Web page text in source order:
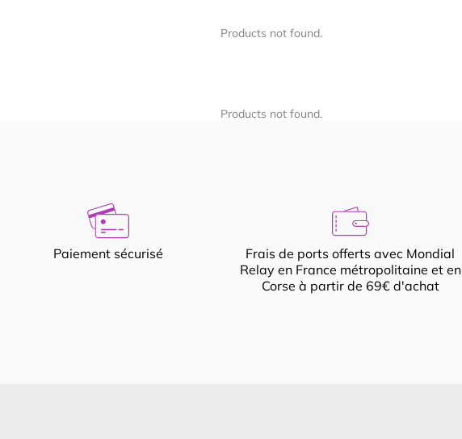
Products not found.
Products not found.
Paiement sécurisé
Frais de ports offerts avec Mondial
Relay en France métropolitaine et en
Corse à partir de 69€ d'achat